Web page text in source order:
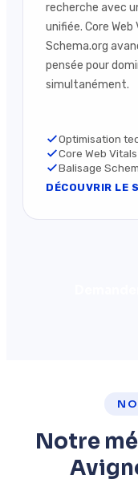
recherche avec
unifiée. Core
Schema.org
pensée pour
simultanément.
Optimisation
Core Web
Balisage
DÉCOUVRIR LE
Notre